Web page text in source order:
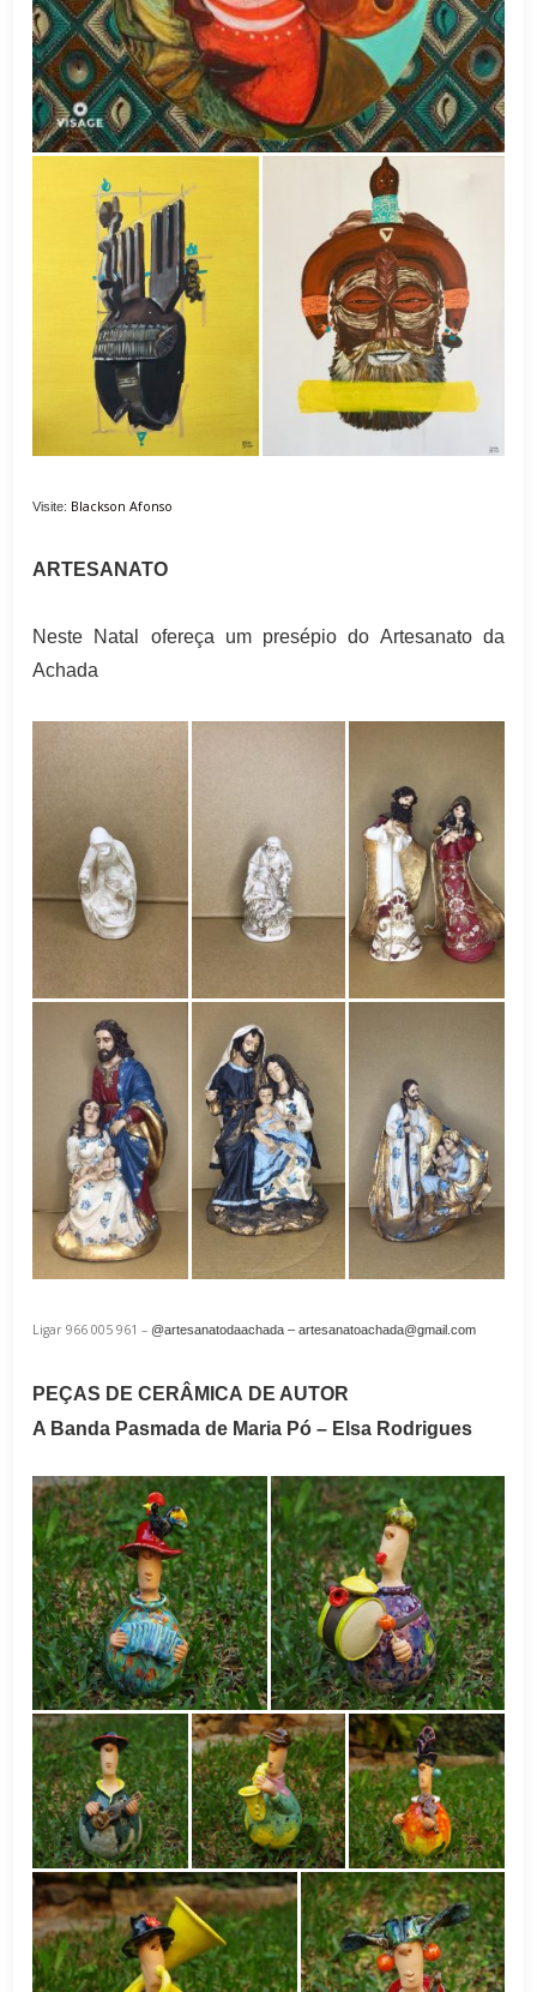
Visite: Blackson Afonso
ARTESANATO
Neste Natal ofereça um presépio do Artesanato da
Achada
Ligar 966 005 961 – @artesanatodaachada –artesanatoachada@gmail.com
PEÇAS DECERÂMICA DE AUTOR
A Banda Pasmada de Maria Pó – Elsa Rodrigues